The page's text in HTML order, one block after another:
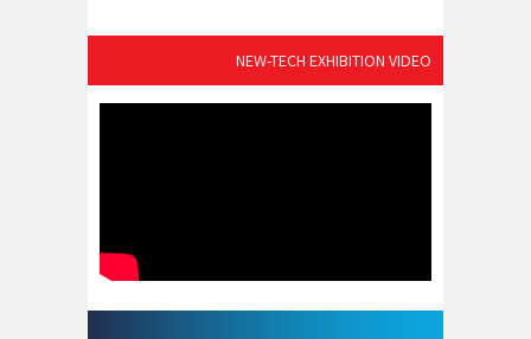
NEW-TECH EXHIBITION VIDEO